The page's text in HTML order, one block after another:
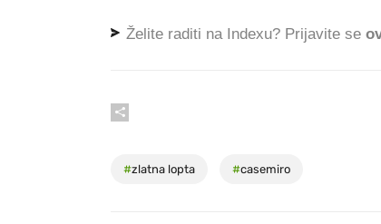
Želite raditi na Indexu? Prijavite se
#zlatna lopta #casemiro